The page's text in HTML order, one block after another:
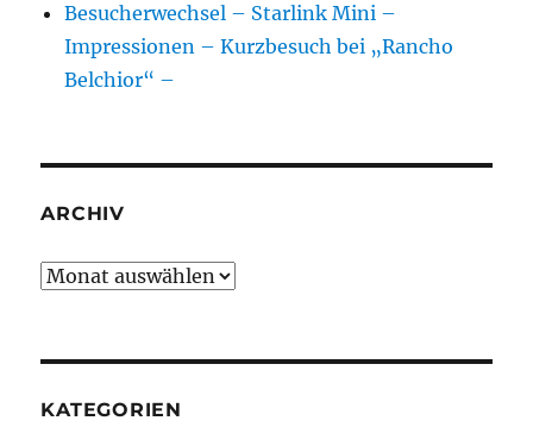
Besucherwechsel – Starlink Mini –
Impressionen – Kurzbesuch bei „Rancho
Belchior“ –
ARCHIV
Archiv
KATEGORIEN